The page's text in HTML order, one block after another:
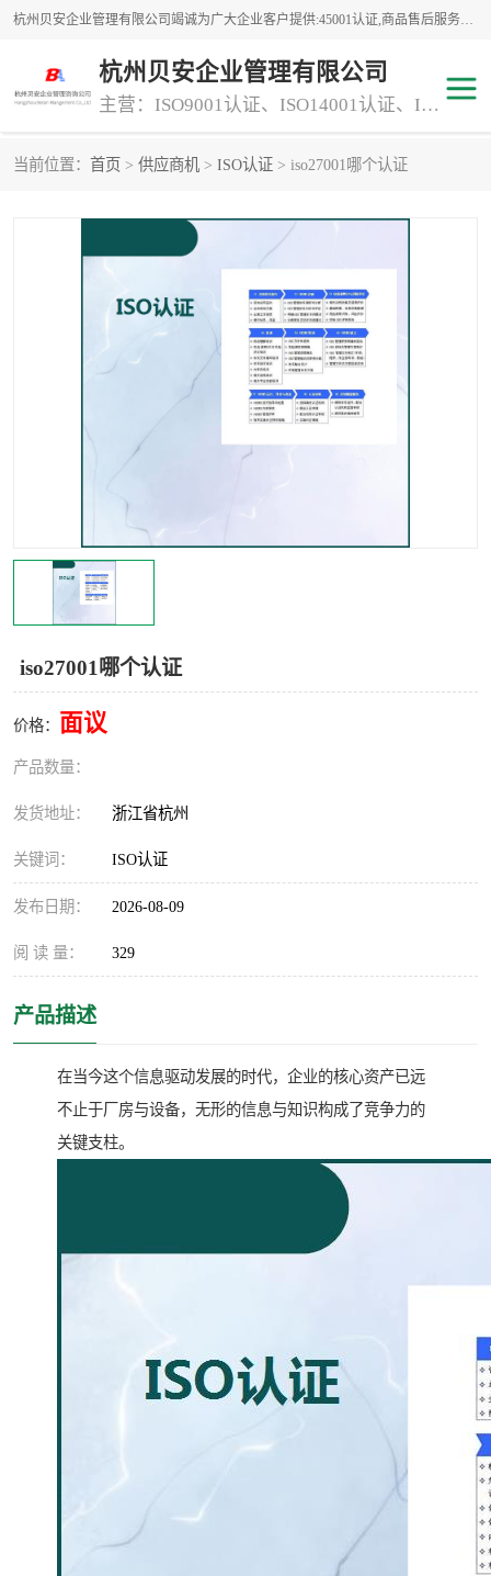
杭州贝安企业管理有限公司竭诚为广大企业客户提供:45001认证,商品售后服务认证,CE认证,知识产权体系认证,iso体系认证等服务,公司提供一条认证服务,方便快捷.
杭州贝安企业管理有限公司
主营：ISO9001认证、ISO14001认证、ISO认证、ISO22000认证、ISO/TS16949认证,FSC森林认证
当前位置： 首页 > 供应商机 > ISO认证 > iso27001哪个认证
iso27001哪个认证
价格： 面议
产品数量：
发货地址： 浙江省杭州
关键词： ISO认证
发布日期： 2026-08-09
阅 读 量： 329
产品描述
在当今这个信息驱动发展的时代，企业的核心资产已远
不止于厂房与设备，无形的信息与知识构成了竞争力的
关键支柱。
专业资质评价证书(1) ISO9000
45001认证
知识产权体系认证
交通运输服务
交通运输服务认证
ISO9001认证
ISO认证
CCC认证
TS16949认证
iso22000认证